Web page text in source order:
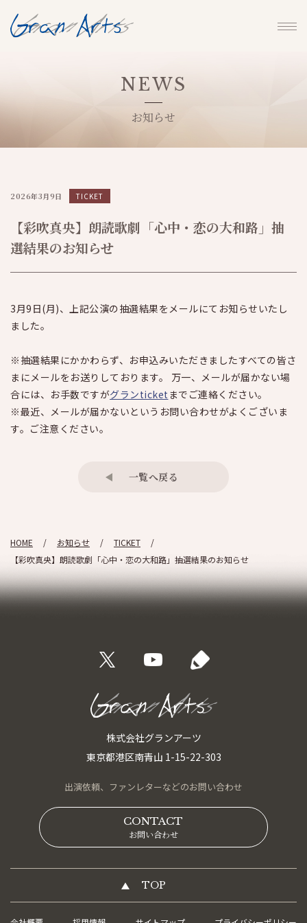
NEWS
お知らせ
2026年3月9日 TICKET
【彩吹真央】朗読歌劇「心中・恋の大和路」抽
選結果のお知らせ
3月9日(月)、上記公演の抽選結果をメールにてお知らせいたし
ました。
※抽選結果にかかわらず、お申込みいただきましたすべての皆さ
まにメールをお送りしております。 万一、メールが届かない場
合には、お手数ですがグランticket までご連絡ください。
※最近、メールが届かないというお問い合わせがよくございま
す。ご注意ください。
一覧へ戻る
HOME お知らせ
TICKET
【彩吹真央】朗読歌劇「心中・恋の大和路」抽選結果のお知らせ
株式会社グランアーツ
東京都港区南青山 1-15-22-303
出演依頼、 ファンレターなどのお問い合わせ
CONTACT
お問い合わせ
TOP